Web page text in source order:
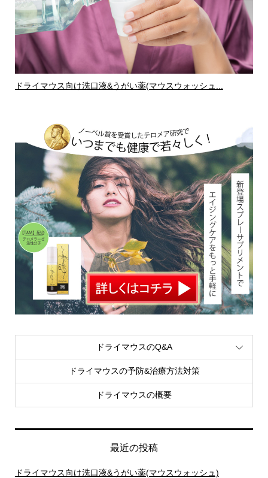
ドライマウス向け洗口液&うがい薬(マウスウォッシュ...
ドライマウスのQ&A
ドライマウスの予防&治療方法対策
ドライマウスの概要
最近の投稿
ドライマウス向け洗口液&うがい薬(マウスウォッシュ)